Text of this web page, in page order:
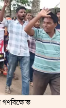
গণবিক্ষোভ